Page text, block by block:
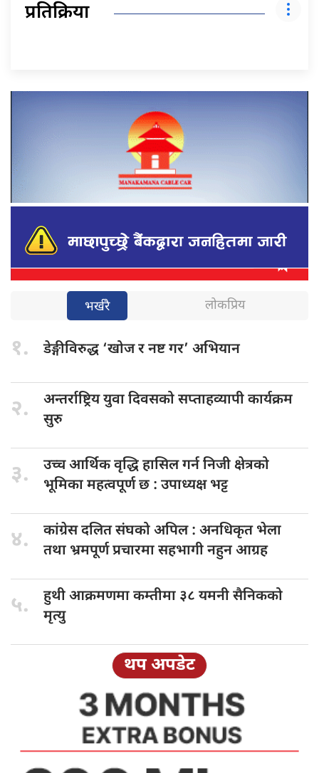
प्रतिक्रिया
भर्खरै लोकप्रिय
१. डेङ्गीविरुद्ध ‘खोजर नष्ट गर’ अभियान
२. अन्तर्राष्ट्रिय युवादिवसको सप्ताहव्यापी कार्यक्रम
सुरु
३. उच्च आर्थिकवृद्धि हासिल गर्न निजी क्षेत्रको
भूमिका महत्वपूर्ण छ : उपाध्यक्ष भट्ट
४. कांग्रेस दलितसंघको अपिल : अनधिकृत भेला
तथा भ्रमपूर्ण प्रचारमा सहभागी नहुन आग्रह
५. हुथी आक्रमणमाकम्तीमा ३८ यमनी सैनिकको
मृत्यु
थप अपडेट